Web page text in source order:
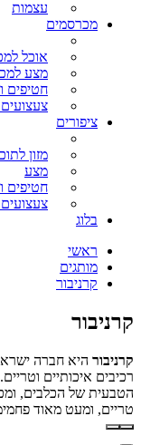
עצמות
מכרסמים
אוכל
מצע
חטיפים
ציפורים
מזון
מצע
חטיפים
צעצועים
בלוג
ראשי
מותגים
קרניבור
קרניבור
קרניבור היא חברה
רכיבים איכותיים
הטבעית של הכלבים,
טריים, ומעט מאוד